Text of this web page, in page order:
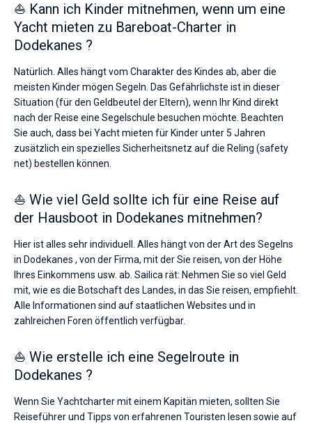
⛵ Kann ich Kinder mitnehmen, wenn um eine
Yacht mieten zu Bareboat-Charter in
Dodekanes ?
Natürlich. Alles hängt vom Charakter des Kindes ab, aber die
meisten Kinder mögen Segeln. Das Gefährlichste ist in dieser
Situation (für den Geldbeutel der Eltern), wenn Ihr Kind direkt
nach der Reise eine Segelschule besuchen möchte. Beachten
Sie auch, dass bei Yacht mieten für Kinder unter 5 Jahren
zusätzlich ein spezielles Sicherheitsnetz auf die Reling (safety
net) bestellen können.
⛵ Wie viel Geld sollte ich für eine Reise auf
der Hausboot in Dodekanes mitnehmen?
Hier ist alles sehr individuell. Alles hängt von der Art des Segelns
in Dodekanes , von der Firma, mit der Sie reisen, von der Höhe
Ihres Einkommens usw. ab. Sailica rät: Nehmen Sie so viel Geld
mit, wie es die Botschaft des Landes, in das Sie reisen, empfiehlt.
Alle Informationen sind auf staatlichen Websites und in
zahlreichen Foren öffentlich verfügbar.
⛵ Wie erstelle ich eine Segelroute in
Dodekanes ?
Wenn Sie Yachtcharter mit einem Kapitän mieten, sollten Sie
Reiseführer und Tipps von erfahrenen Touristen lesen sowie auf